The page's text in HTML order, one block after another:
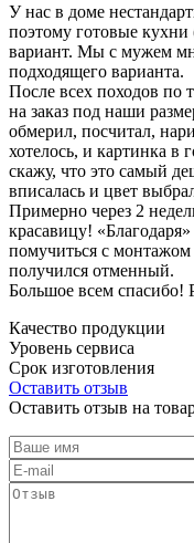
У нас в доме
поэтому готовые
вариант. Мы с мужем
подходящего варианта.
После всех походов по
на заказ под наши
обмерил, посчитал,
хотелось, и картинка в
скажу, что это самый
вписалась и цвет
Примерно через 2
красавицу!
помучиться с монтажом
получился отменный.
Большое всем спасибо!
Качество продукции
Уровень сервиса
Срок изготовления
Оставить отзыв
Оставить отзыв на